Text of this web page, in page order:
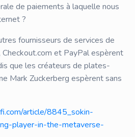
de paiements à laquelle nous
?
fournisseurs de services de
et PayPal espèrent
que les créateurs de plates-
Mark Zuckerberg espèrent sans
article/8845_sokin-
player-in-the-metaverse-